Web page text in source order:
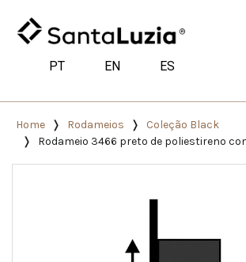
PT EN ES
Home Rodameios
Coleção Black
Rodameio 3466 preto de poliestireno